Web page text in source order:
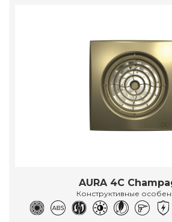
AURA 4C
Конструктивные